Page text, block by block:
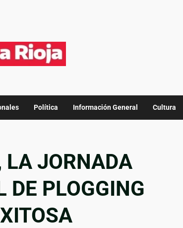
Política Información General Cultura
LA JORNADA
DE PLOGGING